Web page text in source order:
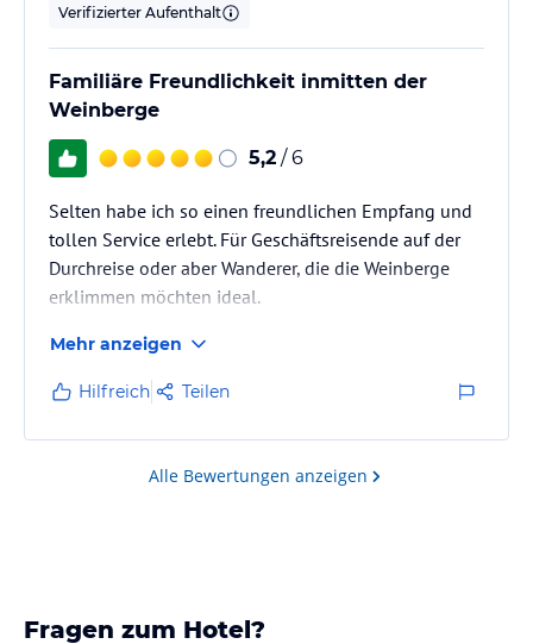
Verifizierter Aufenthalt
Familiäre Freundlichkeit inmitten der
Weinberge
5,2 / 6
Selten habe ich so einen freundlichen Empfang und
tollen Service erlebt. Für Geschäftsreisende auf der
Durchreise oder aber Wanderer, die die Weinberge
erklimmen möchten ideal.
Mehr anzeigen
Hilfreich Teilen
Alle Bewertungen anzeigen
Fragen zum Hotel?